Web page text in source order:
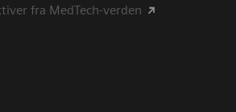
fra MedTech-verden